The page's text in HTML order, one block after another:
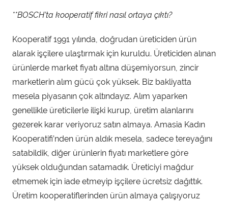
**BOSCH’ta kooperatif fikri nasıl ortaya çıktı?
Kooperatif 1991 yılında, doğrudan üreticiden ürün
alarak işçilere ulaştırmak için kuruldu. Üreticiden alınan
ürünlerde market fiyatı altına düşemiyorsun, zincir
marketlerin alım gücü çok yüksek. Biz bakliyatta
mesela piyasanın çok altındayız. Alım yaparken
genellikle üreticilerle ilişki kurup, üretim alanlarını
gezerek karar veriyoruz satın almaya. Amasia Kadın
Kooperatifi’nden ürün aldık mesela, sadece tereyağını
satabildik, diğer ürünlerin fiyatı marketlere göre
yüksek olduğundan satamadık. Üreticiyi mağdur
etmemek için iade etmeyip işçilere ücretsiz dağıttık.
Üretim kooperatiflerinden ürün almaya çalışıyoruz